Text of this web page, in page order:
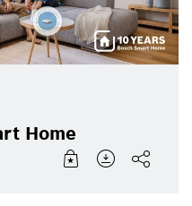
Home